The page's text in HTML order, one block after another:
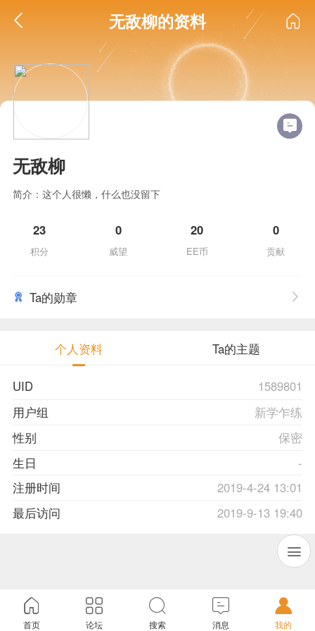
无敌柳的资料
无敌柳
简介：这个人很懒，什么也没留下
23
积分
0
威望
20
EE币
0
贡献
Ta的勋章
个人资料 Ta的主题
UID
1589801
用户组
新学乍练
性别
保密
生日
-
注册时间
2019-4-24 13:01
最后访问
2019-9-13 19:40
首页 论坛 搜索 消息 我的